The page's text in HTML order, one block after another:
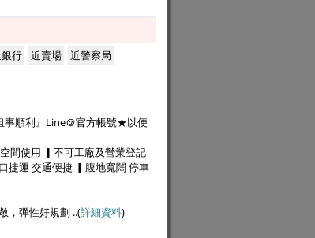
行 近賣場
近警察局
事順利』Line＠官方帳號★以便
間使用 ▎不可工廠及營業登記
捷運 交通便捷 ▎腹地寬闊 停車
，彈性好規劃 ..(詳細資料)